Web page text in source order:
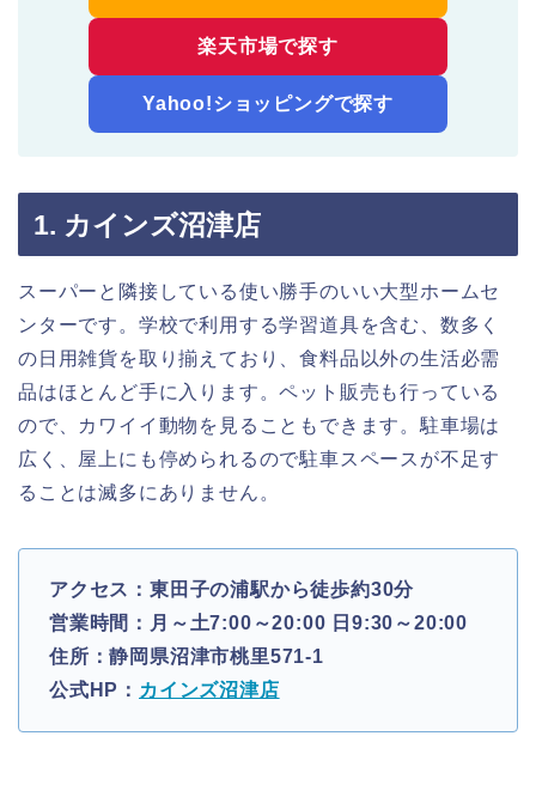
楽天市場で探す
Yahoo!ショッピングで探す
1. カインズ沼津店
スーパーと隣接している使い勝手のいい大型ホームセ
ンターです。学校で利用する学習道具を含む、数多く
の日用雑貨を取り揃えており、食料品以外の生活必需
品はほとんど手に入ります。ペット販売も行っている
ので、カワイイ動物を見ることもできます。駐車場は
広く、屋上にも停められるので駐車スペースが不足す
ることは滅多にありません。
アクセス：東田子の浦駅から徒歩約30分
営業時間：月～土7:00～20:00 日9:30～20:00
住所：静岡県沼津市桃里571-1
公式HP： カインズ沼津店